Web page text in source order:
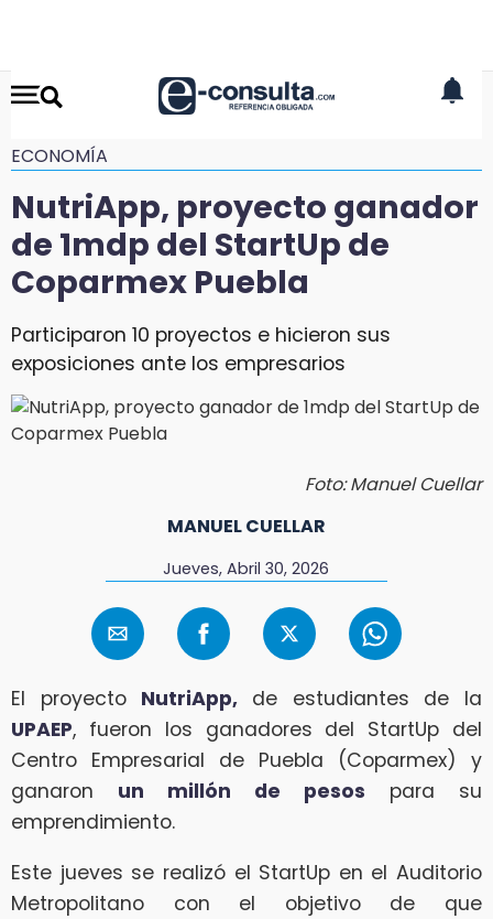
ECONOMÍA
NutriApp, proyecto ganador
de 1mdp del StartUp de
Coparmex Puebla
Participaron 10 proyectos e hicieron sus
exposiciones ante los empresarios
Foto: Manuel Cuellar
MANUEL CUELLAR
Jueves, Abril 30, 2026
El proyecto NutriApp, de estudiantes de la
UPAEP, fueron los ganadores del StartUp del
Centro Empresarial de Puebla (Coparmex) y
ganaron un millón de pesos para su
emprendimiento.
Este jueves se realizó el StartUp en el Auditorio
Metropolitano con el objetivo de que